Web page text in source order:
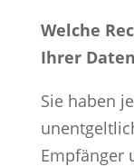
Welche
Ihrer
Sie haben
Empfänger